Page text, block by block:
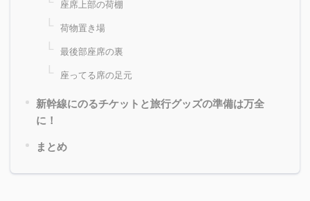
座席上部の荷棚
荷物置き場
最後部座席の裏
座ってる席の足元
新幹線にのるチケットと旅行グッズの準備は万全
に！
まとめ